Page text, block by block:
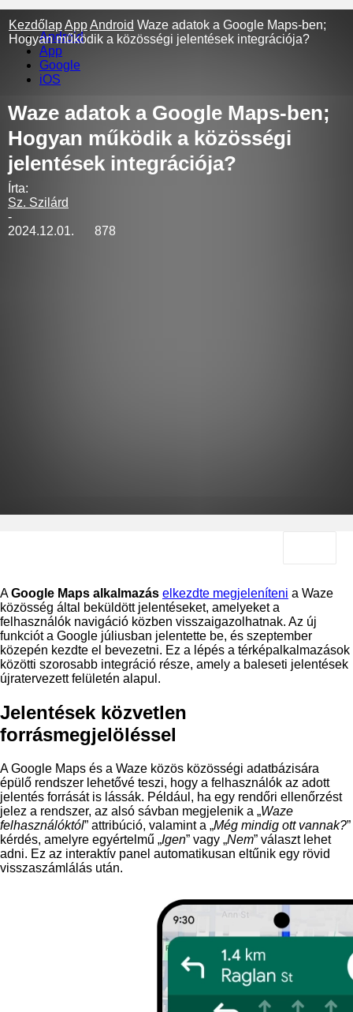
KezdőlapAppAndroid Waze adatok a Google Maps-ben;
Hogyan működik a közösségi jelentések integrációja?
Android
App
Google
iOS
Waze adatok a Google Maps-ben;
Hogyan működik a közösségi
jelentések integrációja?
Írta:
Sz. Szilárd
-
2024.12.01.
878
AGoogle Maps alkalmazás elkezdte megjeleníteni a Waze
közösség által beküldött jelentéseket, amelyeket a
felhasználók navigáció közben visszaigazolhatnak. Az új
funkciót a Google júliusban jelentette be, és szeptember
közepén kezdte el bevezetni. Ez a lépés a térképalkalmazások
közötti szorosabb integráció része, amely a baleseti jelentések
újratervezett felületén alapul.
Jelentések közvetlen
forrásmegjelöléssel
A Google Maps és a Waze közös közösségi adatbázisára
épülő rendszer lehetővé teszi, hogy a felhasználók az adott
jelentés forrását is lássák. Például, ha egy rendőri ellenőrzést
jelez a rendszer, az alsó sávban megjelenik a „Waze
felhasználóktól” attribúció, valamint a „Még mindig ott vannak?”
kérdés, amelyre egyértelmű „Igen” vagy „Nem” választ lehet
adni. Ez az interaktív panel automatikusan eltűnik egy rövid
visszaszámlálás után.